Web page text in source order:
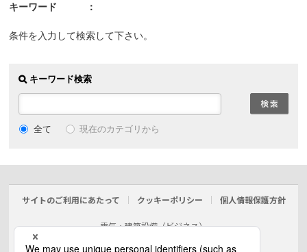
キーワード
条件を入力して検索して下さい。
キーワード検索
全て 現在のカテゴリから
サイトのご利用にあたって クッキーポリシー 個人情報保護方針
電気・建築設備（ビジネス）